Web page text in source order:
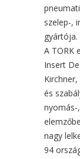
szelep-,
gyártója.
A TORK
Insert
és
nyomás-
nagy
94